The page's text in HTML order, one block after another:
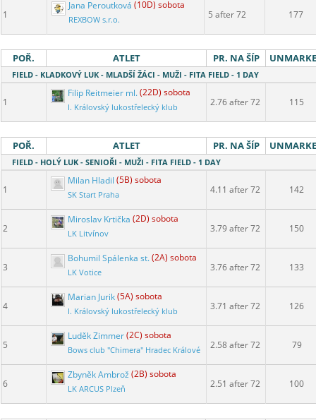
1
Jana Peroutková (10D) sobota
REXBOW s.r.o. 5 after 72 177
POŘ. ATLET PR. NA ŠÍP
FIELD - KLADKOVÝ LUK - MLADŠÍ ŽÁCI - MUŽI - FITA FIELD - 1 DAY
1
Filip Reitmeier ml.(22D) sobota
I. Královský lukostřelecký klub 2.76 after 72 115
POŘ. ATLET PR. NA ŠÍP
FIELD - HOLÝ LUK - SENIOŘI - MUŽI - FITA FIELD - 1 DAY
1
Milan Hladil (5B) sobota
SK Start Praha 4.11 after 72 142
2
Miroslav Krtička (2D) sobota
LK Litvínov 3.79 after 72 150
3
Bohumil Spálenka st.(2A) sobota
LK Votice 3.76 after 72 133
4
Marian Jurik(5A) sobota
I. Královský lukostřelecký klub 3.71 after 72 126
5
Luděk Zimmer(2C) sobota
Bows club "Chimera" Hradec Králové 2.58 after 72 79
6
Zbyněk Ambrož (2B) sobota
LK ARCUS Plzeň 2.51 after 72 100